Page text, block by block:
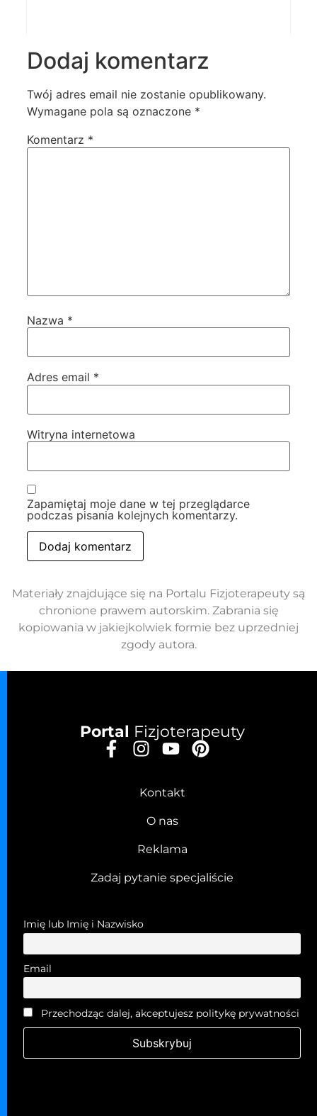
Dodaj komentarz
Twój adres email nie zostanie opublikowany.
Wymagane pola są oznaczone *
Komentarz *
Nazwa *
Adres email *
Witryna internetowa
Zapamiętaj moje dane w tej przeglądarce
podczas pisania kolejnych komentarzy.
Materiały znajdujące się na Portalu Fizjoterapeuty są
chronione prawem autorskim. Zabrania się
kopiowania w jakiejkolwiek formie bez uprzedniej
zgody autora.
Portal Fizjoterapeuty
Kontakt
O nas
Reklama
Zadaj pytanie specjaliście
Imię lub Imię i Nazwisko
Email
Przechodząc dalej, akceptujesz politykę prywatności